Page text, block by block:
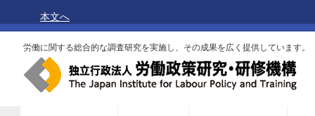
本文へ
労働に関する総合的な調査研究を実施し、その成果を広く提供しています。